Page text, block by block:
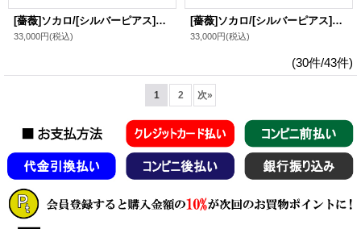
[薔薇]ソカロ/[シルバーピアス]ジュエルド・ローズ・フック・ピアス・アメジスト / ZOCALO
33,000円(税込)
[薔薇]ソカロ/[シルバーピアス]ジュエルド・ローズ・フック・ピアス・ガーネット / ZOCALO
33,000円(税込)
(30件/43件)
1 2 次»